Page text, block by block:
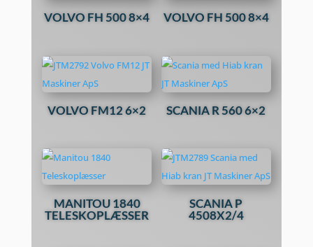
VOLVO FH 500 8×4 VOLVO FH 500 8×4
VOLVO FM12 6×2 SCANIA R 560 6×2
MANITOU 1840
TELESKOPLÆSSER
SCANIA P
4508X2/4